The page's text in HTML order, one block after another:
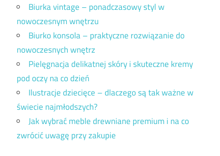
Biurka vintage – ponadczasowy styl w
nowoczesnym wnętrzu
Biurko konsola – praktyczne rozwiązanie do
nowoczesnych wnętrz
Pielęgnacja delikatnej skóry i skuteczne kremy
pod oczy na co dzień
Ilustracje dziecięce – dlaczego są tak ważne w
świecie najmłodszych?
Jak wybrać meble drewniane premium i na co
zwrócić uwagę przy zakupie